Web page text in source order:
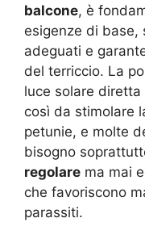
balcone, è
esigenze di base,
adeguati e
del terriccio. La
luce solare
così da stimolare
petunie, e molte
bisogno
regolare ma mai
che favoriscono
parassiti.